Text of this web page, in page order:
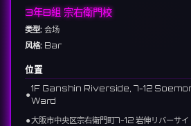
3年B組 宗右衛門校
类型: 会场
风格: Bar
位置
⚫︎
1F Ganshin Riverside, 7-12
Ward
⚫︎大阪市中央区宗右衛門町7-12 岩伸リバーサイ